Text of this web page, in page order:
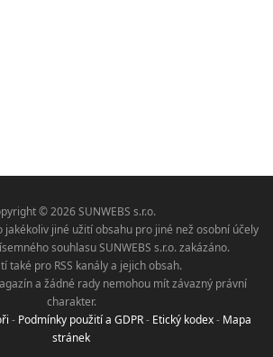
© 2026 SUNWEBS s.r.o.
jakékoliv jiné užití obsahu pro jiné než osobní účely
souhlasu SUNWEBS s.r.o. zakázáno.
také pro RSS kanály a jejich obsah.
a žádné rady nemohou mít závazný právní
charakter.
- Podmínky použití a GDPR- Etický kodex- Mapa
stránek